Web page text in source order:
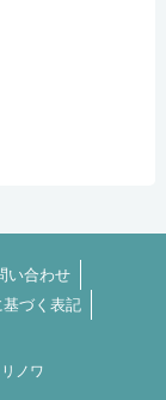
い合わせ
づく表記
ノワ